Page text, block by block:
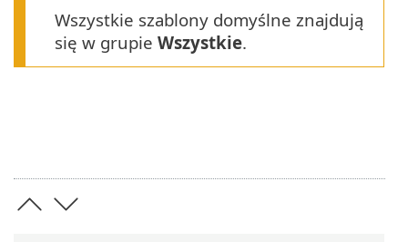
Wszystkie szablony domyślne znajdują
się w grupie Wszystkie.